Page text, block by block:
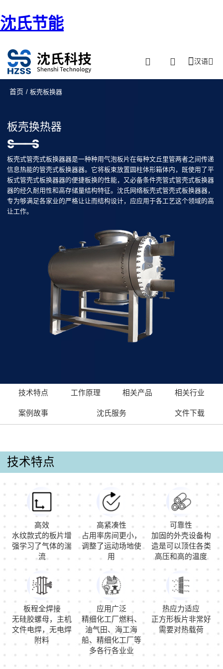
沈氏节能
汉语
首页 / 板壳板换器
板壳换热器
板壳式管壳式板换器器是一种种用气泡板片在每种文丘里管两者之间传递
信息热能的管壳式板换器器。它将板束放置圆柱体形箱体内，既使用了平
板式管壳式板换器器的便捷板换的性能，又必备条件壳管式管壳式板换器
器的经久耐用性和高存储量结构特征。沈氏网络板壳式管壳式板换器器，
专为够满足各家业的严格让让而结构设计，应应用于各工艺这个领域的高
让工作。
技术特点 工作原理 相关产品 相关行业
案例故事 沈氏服务 文件下载
技术特点
高效
水纹款式的板片增
强学习了气体的湍
流
高紧凑性
占用率房间更小，
调整了运动场地使
用
可靠性
加固的外壳设备构
造是可以顶住各类
高压和高的温度
板程全焊接
无硅胶螺母，主机
文件电焊，无电焊
附料
应用广泛
精细化工厂燃料、
油气田、海工海
船、精细化工厂等
多各行各业业
热应力适应
正方形板片非常好
需要对热载荷